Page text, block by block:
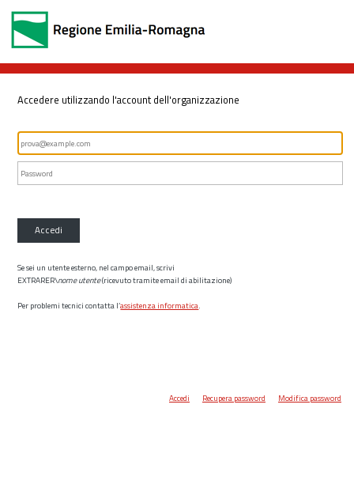
Accedere utilizzando l'account dell'organizzazione
Accedi
Se sei un utente esterno, nel campo email, scrivi
EXTRARER\nome utente(ricevuto tramite email di abilitazione)
Per problemi tecnici contatta l’assistenza informatica.
Accedi Recupera password Modifica password